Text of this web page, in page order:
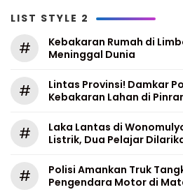
LIST STYLE 2
#
Kebakaran Rumah di
Meninggal Dunia
#
Lintas Provinsi! Damkar
Kebakaran Lahan di
#
Laka Lantas di
Listrik, Dua Pelajar
#
Polisi Amankan Truk
Pengendara Motor di